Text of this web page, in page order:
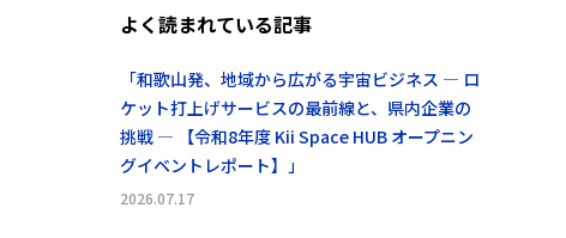
よく読まれている記事
「和歌山発、地域から広がる宇宙ビジネス ― ロ
ケット打上げサービスの最前線と、県内企業の
挑戦 ― 【令和8年度 Kii Space HUB オープニン
グイベントレポート】」
2026.07.17